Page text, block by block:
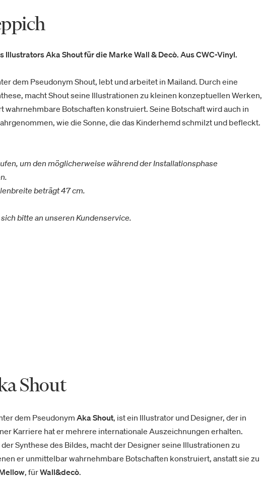
Illustrators Aka Shout für die Marke Wall & Decò. Aus CWC-Vinyl.
dem Pseudonym Shout, lebt und arbeitet in Mailand. Durch eine
macht Shout seine Illustrationen zu kleinen konzeptuellen Werken,
wahrnehmbare Botschaften konstruiert. Seine Botschaft wird auch in
wie die Sonne, die das Kinderhemd schmilzt und befleckt.
um den möglicherweise während der Installationsphase
beträgt 47 cm.
bitte an unseren Kundenservice.
Shout
dem Pseudonym Aka Shout, ist ein Illustrator und Designer, der in
Karriere hat er mehrere internationale Auszeichnungen erhalten.
Synthese des Bildes, macht der Designer seine Illustrationen zu
er unmittelbar wahrnehmbare Botschaften konstruiert, anstatt sie zu
, fürWall&decò.